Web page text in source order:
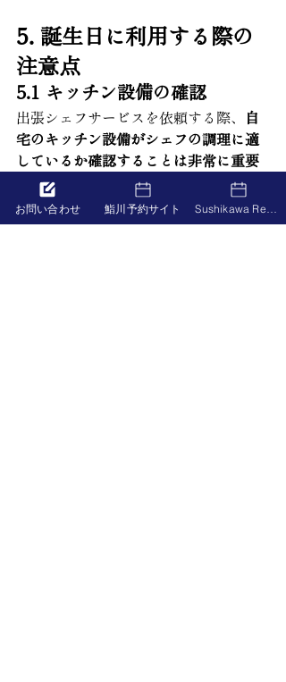
5. 誕生日に利用する際の
注意点
5.1 キッチン設備の確認
出張シェフサービスを依頼する際、 自
宅のキッチン設備がシェフの調理に適
しているか確認することは非常に重要
です。設備が整っていない場合、シェ
フの作業が制限されるだけでなく、提
供される料理のクオリティにも影響を
お問い合わせ 鮨川予約サイト